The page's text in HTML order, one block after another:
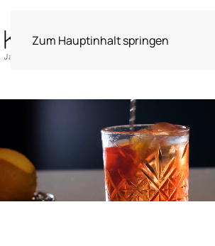
Zum Hauptinhalt springen